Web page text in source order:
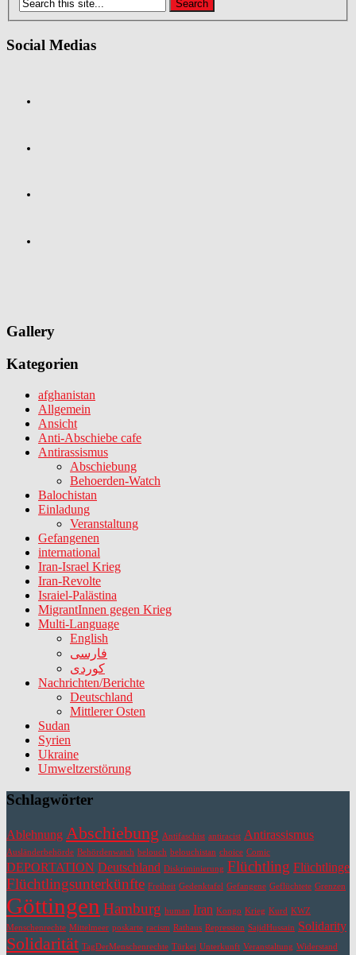
Social Medias
Gallery
Kategorien
afghanistan
Allgemein
Ansicht
Anti-Abschiebe cafe
Antirassismus
Abschiebung
Behoerden-Watch
Balochistan
Einladung
Veranstaltung
Gefangenen
international
Iran-Israel Krieg
Iran-Revolte
Israiel-Palästina
MigrantInnen gegen Krieg
Multi-Language
English
فارسی
کوردی
Nachrichten/Berichte
Deutschland
Mittlerer Osten
Sudan
Syrien
Ukraine
Umweltzerstörung
Schlagwörter
Ablehnung Abschiebung Antifaschist antiracist Antirassismus
Ausländerbehörde Behördenwatch belouch belouchistan choice Comic
DEPORTATION Deutschland Diskriminierung Flüchtling Flüchtlinge
Flüchtlingsunterkünfte Freiheit Gedenktafel Gefangene Geflüchtete Grenzen
Göttingen Hamburg human Iran Kongo Krieg Kurd KWZ
Menschenrechte Mittelmeer poskarte racism Rathaus Repression SajidHussain Solidarity
Solidarität TagDerMenschenrechte Türkei Unterkunft Veranstaltung Widerstand